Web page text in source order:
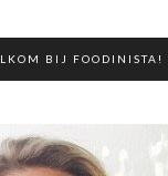
BIJ FOODINISTA!